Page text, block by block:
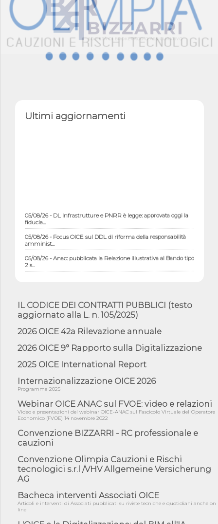
Ultimi aggiornamenti
05/08/26 - DL Infrastrutture e PNRR è legge: approvata oggi la
fiducia...
05/08/26 - Focus OICE sul DDL di riforma della responsabilità
amminist...
05/08/26 - Anac: pubblicata la Relazione illustrativa al Bando tipo
2 s...
di Reg...
05/08/26 - Lettera OICE per il bando della Giunta Regionale della
Campa...
per ...
04/08/26 - International Sustainable Buildings Competition -
04/08/26 - CdS, project financing: progetto di fattibilità da
impugnar...
04/08/26 - Rapporto Anac corruzione 2020-2026: procedimenti
penali per ...
acquiescenza r...
03/08/26 - TAR Piemonte: RUP può avvalersi di consulente
esterno per v...
03/08/26 - Gruppo FS: nel primo semestre 2026 3 mld di
aggiudicazioni e...
03/08/26 - Conferenza Obiettivo Export: Imprese e Territori del
Centro ...
IL CODICE DEI CONTRATTI PUBBLICI (testo
aggiornato alla L. n. 105/2025)
2026 OICE 42a Rilevazione annuale
2026 OICE 9° Rapporto sulla Digitalizzazione
2025 OICE International Report
Internazionalizzazione OICE 2026
Programma 2025
Webinar OICE ANAC sul FVOE: video e relazioni
Video e presentazioni del webinar OICE-ANAC sul Fascicolo Virtuale dell'Operatore
Economico (FVOE) 14 novembre 2022
Convenzione BIZZARRI - RC professionale e
cauzioni
Convenzione Olimpia Cauzioni e Rischi
tecnologici s.r.l /VHV Allgemeine Versicherung
AG
Bacheca interventi Associati OICE
Articoli e interventi di Associati pubblicati su riviste tecniche e quotidiani anche on
line